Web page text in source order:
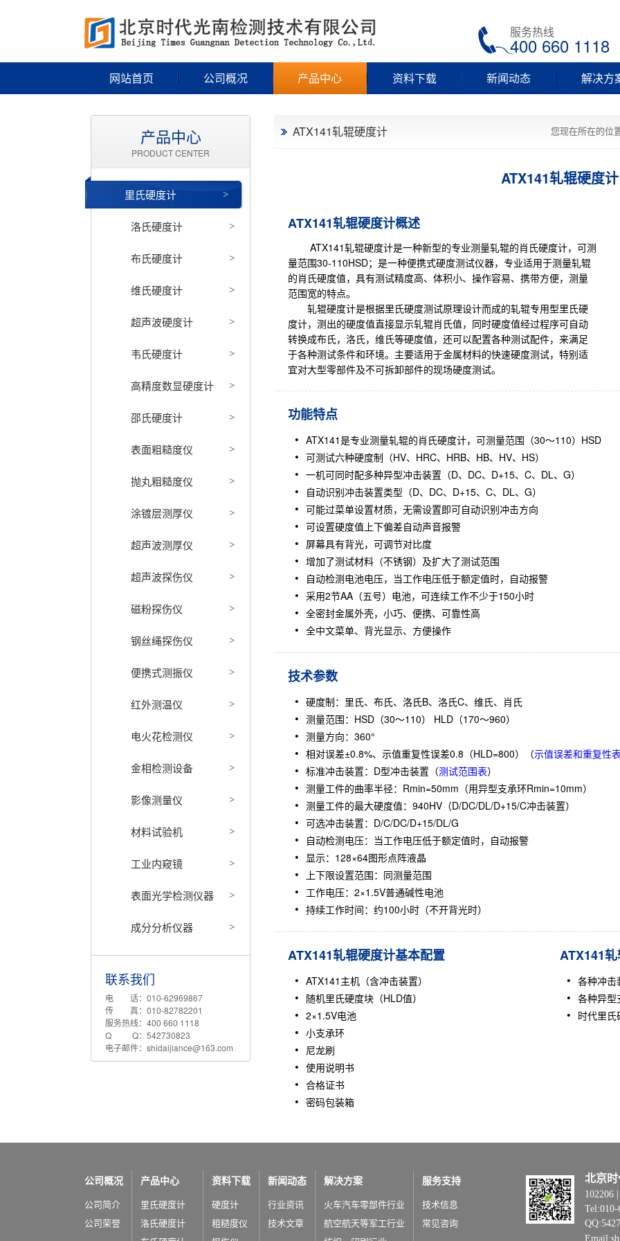
服务热线
400 660 1118
网站首页 公司概况 产品中心 资料下载 新闻动态 解决方
ATX141轧辊硬度计 您现在所在的位
ATX141轧辊硬度计
ATX141轧辊硬度计概述
ATX141轧辊硬度计是一种新型的专业测量轧辊的肖氏硬度计，可测
量范围30-110HSD；是一种便携式硬度测试仪器，专业适用于测量轧辊
的肖氏硬度值，具有测试精度高、体积小、操作容易、携带方便，测量
范围宽的特点。
轧辊硬度计是根据里氏硬度测试原理设计而成的轧辊专用型里氏硬
度计，测出的硬度值直接显示轧辊肖氏值，同时硬度值经过程序可自动
转换成布氏，洛氏，维氏等硬度值，还可以配置各种测试配件，来满足
于各种测试条件和环境。主要适用于金属材料的快速硬度测试，特别适
宜对大型零部件及不可拆卸部件的现场硬度测试。
功能特点
ATX141是专业测量轧辊的肖氏硬度计，可测量范围（30～110）HSD
可测试六种硬度制（HV、HRC、HRB、HB、HV、HS）
一机可同时配多种异型冲击装置（D、DC、D+15、C、DL、G）
自动识别冲击装置类型（D、DC、D+15、C、DL、G）
可能过菜单设置材质，无需设置即可自动识别冲击方向
可设置硬度值上下偏差自动声音报警
屏幕具有背光，可调节对比度
增加了测试材料（不锈钢）及扩大了测试范围
自动检测电池电压，当工作电压低于额定值时，自动报警
采用2节AA（五号）电池，可连续工作不少于150小时
全密封金属外壳，小巧、便携、可靠性高
全中文菜单、背光显示、方便操作
技术参数
硬度制：里氏、布氏、洛氏B、洛氏C、维氏、肖氏
测量范围：HSD（30～110） HLD（170～960）
测量方向：360°
相对误差±0.8%、示值重复性误差0.8（HLD=800）（示值误差和重复性
标准冲击装置：D型冲击装置（测试范围表）
测量工件的曲率半径：Rmin=50mm（用异型支承环Rmin=10mm）
测量工件的最大硬度值：940HV（D/DC/DL/D+15/C冲击装置）
可选冲击装置：D/C/DC/D+15/DL/G
自动检测电压：当工作电压低于额定值时，自动报警
显示：128×64图形点阵液晶
上下限设置范围：同测量范围
工作电压：2×1.5V普通碱性电池
持续工作时间：约100小时（不开背光时）
ATX141轧辊硬度计基本配置
ATX141 主机（含冲击装置）
随机里氏硬度块（HLD值）
2×1.5V电池
小支承环
尼龙刷
使用说明书
合格证书
密码包装箱
ATX141
各种冲击
各种异型
时代里氏
产品中心
PRODUCT CENTER
里氏硬度计 >
洛氏硬度计 >
布氏硬度计 >
维氏硬度计 >
超声波硬度计 >
韦氏硬度计 >
高精度数显硬度计 >
邵氏硬度计 >
表面粗糙度仪 >
抛丸粗糙度仪 >
涂镀层测厚仪 >
超声波测厚仪 >
超声波探伤仪 >
磁粉探伤仪 >
钢丝绳探伤仪 >
便携式测振仪 >
红外测温仪 >
电火花检测仪 >
金相检测设备 >
影像测量仪 >
材料试验机 >
工业内窥镜 >
表面光学检测仪器 >
成分分析仪器 >
联系我们
电 话：010-62969867
传 真：010-82782201
服务热线：400 660 1118
Q Q：542730823
电子邮件：shidaijiance@163.com
公司概况
公司简介
公司荣誉
产品中心
里氏硬度计
洛氏硬度计
资料下载
硬度计
粗糙度仪
新闻动态
行业资讯
技术文章
解决方案
火车汽车零部件行业
航空航天等军工行业
服务支持
技术信息
常见咨询
北京
102206
Tel:010-